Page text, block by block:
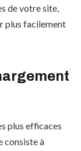
de votre site,
plus facilement
plus efficaces
consiste à